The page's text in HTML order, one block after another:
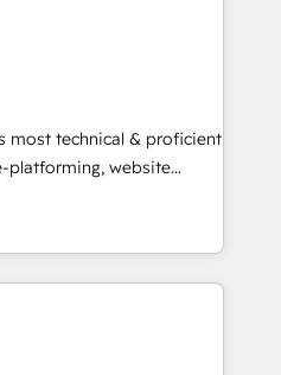
executed over a
integrates analysis,
Leveraging
we focus on
converting leads.
most technical & proficient
platforming, website
specialize in multi-hub
& enterprise
Expertise Impact